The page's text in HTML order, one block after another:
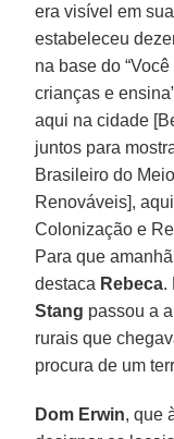
era visível em
estabeleceu
na base do
crianças e
aqui na cidade
juntos para
Brasileiro do
Renováveis],
Colonização e
Para que
destaca Rebeca.
Stang passou a
rurais que
procura de um
Dom Erwin, que